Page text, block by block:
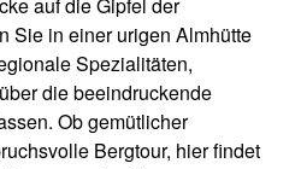
auf die Gipfel der
Sie in einer urigen Almhütte
Spezialitäten,
die beeindruckende
Ob gemütlicher
Bergtour, hier findet